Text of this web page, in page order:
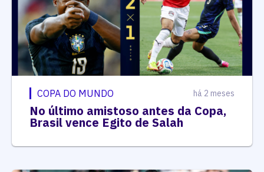
COPA DO MUNDO há 2 meses
No último amistoso antes da Copa,
Brasil vence Egito de Salah